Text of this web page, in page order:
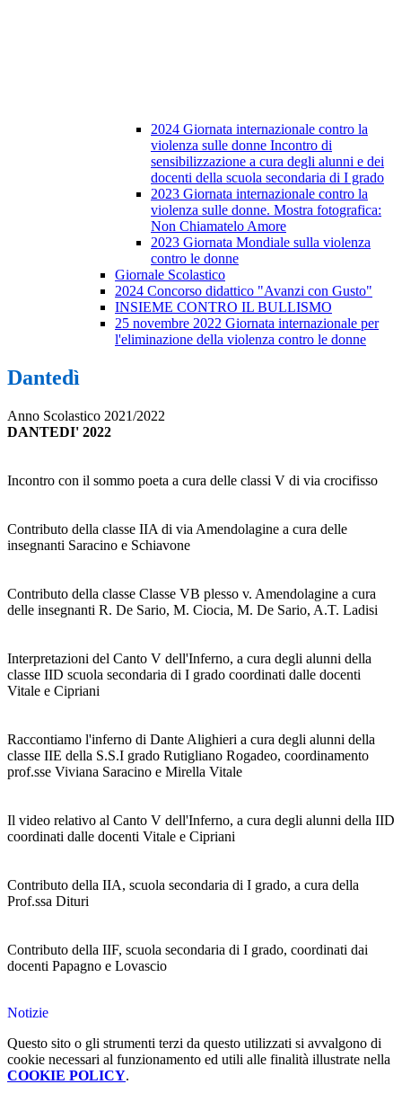
2024 Giornata internazionale contro la
violenza sulle donne Incontro di
sensibilizzazione a cura degli alunni e dei
docenti della scuola secondaria di I grado
2023 Giornata internazionale contro la
violenza sulle donne. Mostra fotografica:
Non Chiamatelo Amore
2023 Giornata Mondiale sulla violenza
contro le donne
Giornale Scolastico
2024 Concorso didattico "Avanzi con Gusto"
INSIEME CONTRO IL BULLISMO
25 novembre 2022 Giornata internazionale per
l'eliminazione della violenza contro le donne
Dantedì
Anno Scolastico 2021/2022
DANTEDI' 2022
Incontro con il sommo poeta a cura delle classi V di via crocifisso
Contributo della classe IIA di via Amendolagine a cura delle
insegnanti Saracino e Schiavone
Contributo della classe Classe VB plesso v. Amendolagine a cura
delle insegnanti R. De Sario, M. Ciocia, M. De Sario, A.T. Ladisi
Interpretazioni del Canto V dell'Inferno, a cura degli alunni della
classe IID scuola secondaria di I grado coordinati dalle docenti
Vitale e Cipriani
Raccontiamo l'inferno di Dante Alighieri a cura degli alunni della
classe IIE della S.S.I grado Rutigliano Rogadeo, coordinamento
prof.sse Viviana Saracino e Mirella Vitale
Il video relativo al Canto V dell'Inferno, a cura degli alunni della IID
coordinati dalle docenti Vitale e Cipriani
Contributo della IIA, scuola secondaria di I grado, a cura della
Prof.ssa Dituri
Contributo della IIF, scuola secondaria di I grado, coordinati dai
docenti Papagno e Lovascio
Notizie
Questo sito o gli strumenti terzi da questo utilizzati si avvalgono di
cookie necessari al funzionamento ed utili alle finalità illustrate nella
COOKIE POLICY.